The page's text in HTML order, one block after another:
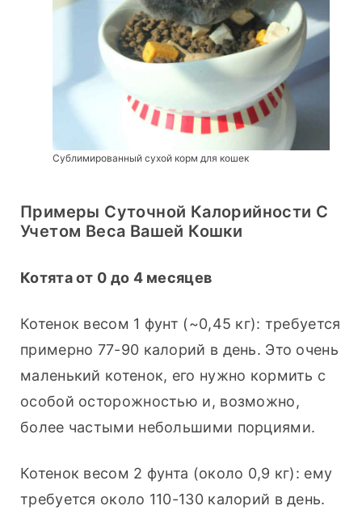
Сублимированный сухой корм для кошек
Примеры Суточной Калорийности С
Учетом Веса Вашей Кошки
Котята от 0 до 4 месяцев
Котенок весом 1 фунт (~0,45 кг): требуется
примерно 77-90 калорий в день. Это очень
маленький котенок, его нужно кормить с
особой осторожностью и, возможно,
более частыми небольшими порциями.
Котенок весом 2 фунта (около 0,9 кг): ему
требуется около 110-130 калорий в день.